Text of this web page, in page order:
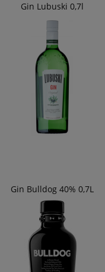
Gin Lubuski 0,7l
Gin Bulldog 40% 0,7L